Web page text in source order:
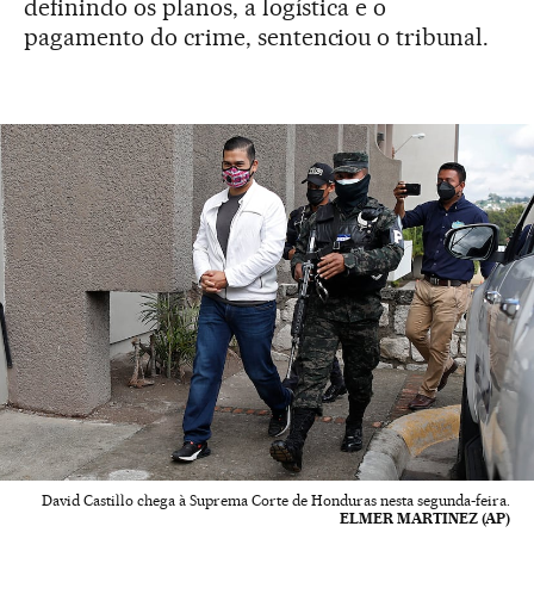
definindo os planos, a logística e o
pagamento do crime, sentenciou o tribunal.
David Castillo chega à Suprema Corte de Honduras nesta segunda-feira.
ELMER MARTINEZ (AP)